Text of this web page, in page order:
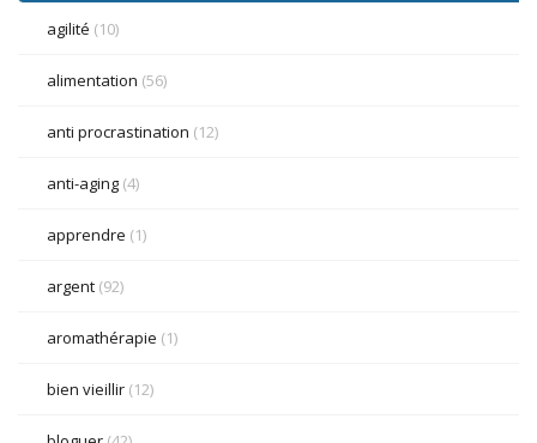
agilité (10)
alimentation (56)
anti procrastination (12)
anti-aging (4)
apprendre (1)
argent (92)
aromathérapie (1)
bien vieillir (12)